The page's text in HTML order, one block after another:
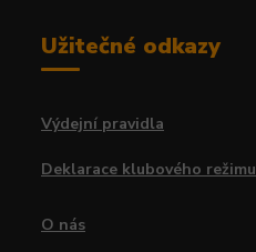
Užitečné odkazy
Výdejní pravidla
Deklarace klubového režimu
O nás